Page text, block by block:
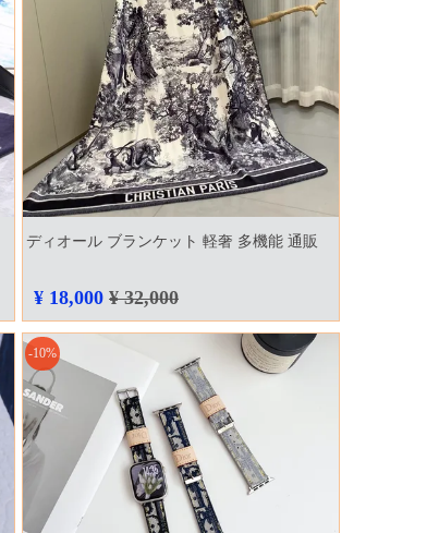
ディオール ブランケット 軽奢 多機能 通販
¥ 18,000 ¥ 32,000
-10%